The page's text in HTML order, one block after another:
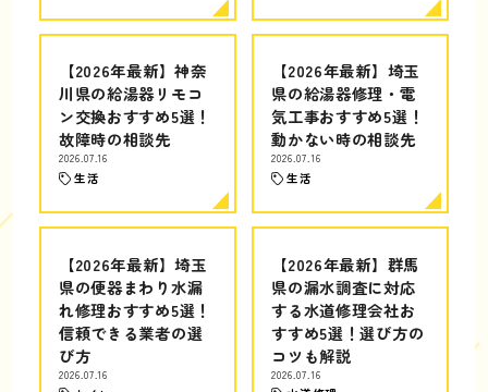
【2026年最新】神奈
川県の給湯器リモコ
ン交換おすすめ5選！
故障時の相談先
2026.07.16
生活
【2026年最新】埼玉
県の給湯器修理・電
気工事おすすめ5選！
動かない時の相談先
2026.07.16
生活
【2026年最新】埼玉
県の便器まわり水漏
れ修理おすすめ5選！
信頼できる業者の選
び方
2026.07.16
【2026年最新】群馬
県の漏水調査に対応
する水道修理会社お
すすめ5選！選び方の
コツも解説
2026.07.16